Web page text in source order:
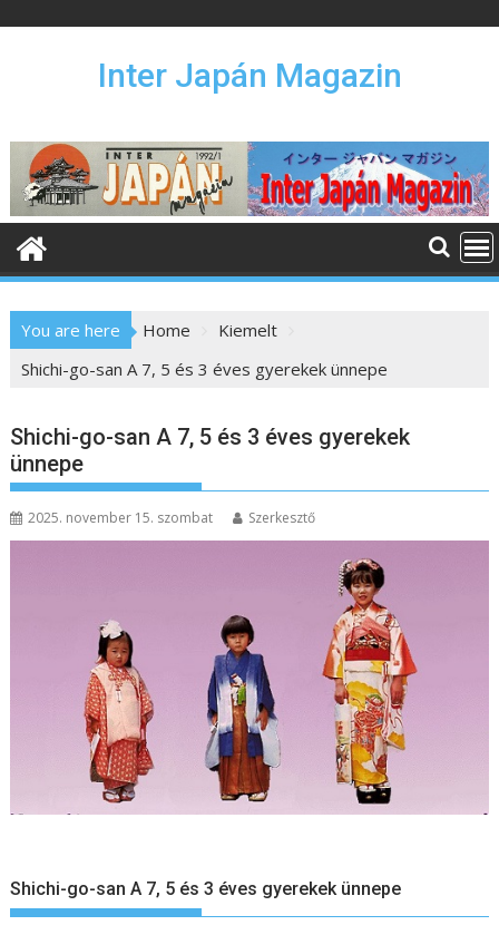
n
e
Inter Japán Magazin
You are here Home
Kiemelt
Shichi-go-san A 7, 5 és 3 éves gyerekek ünnepe
Shichi-go-san A 7, 5 és 3 éves gyerekek
ünnepe
2025. november 15. szombat Szerkesztő
Shichi-go-san A 7, 5 és 3 éves gyerekek ünnepe